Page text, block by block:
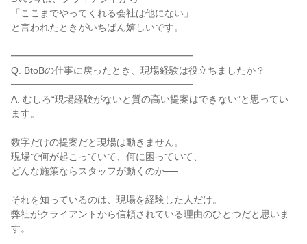
「ここまでやってくれる会社は他にない」
と言われたときがいちばん嬉しいです。
━━━━━━━━━━━━━━━━━━━
Q. BtoBの仕事に戻ったとき、現場経験は役立ちましたか？
━━━━━━━━━━━━━━━━━━━
A. むしろ“現場経験がないと質の高い提案はできない”と思ってい
ます。
数字だけの提案だと現場は動きません。
現場で何が起こっていて、何に困っていて、
どんな施策ならスタッフが動くのか──
それを知っているのは、現場を経験した人だけ。
弊社がクライアントから信頼されている理由のひとつだと思いま
す。